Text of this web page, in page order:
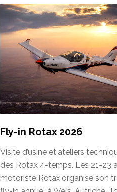
Fly-in Rotax 2026
Visite d’usine et ateliers
des Rotax 4-temps. Les 21-23
motoriste Rotax organise son